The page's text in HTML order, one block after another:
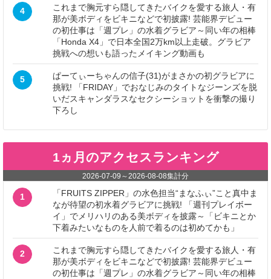
4
これまで胸元すら隠してきたバイクを愛する旅人・有
那が美ボディをビキニなどで初披露! 芸能界デビュー
の初仕事は「週プレ」の水着グラビア～同い年の相棒
「Honda X4」で日本全国2万km以上走破。グラビア
挑戦への想いも語ったメイキング動画も
5
ぱーてぃーちゃんの信子(31)がまさかの初グラビアに
挑戦! 「FRIDAY」でおなじみのタイトなジーンズを脱
いだスキャンダラスなセクシーショットを衝撃の撮り
下ろし
1ヵ月のアクセスランキング
2026-07-09 ～2026-08-08集計分
1
「FRUITS ZIPPER」の水色担当“まなふぃ”こと真中ま
なが待望の初水着グラビアに挑戦! 「週刊プレイボー
イ」でメリハリのある美ボディを披露～「ビキニとか
下着みたいなものを人前で着るのは初めてかも」
2
これまで胸元すら隠してきたバイクを愛する旅人・有
那が美ボディをビキニなどで初披露! 芸能界デビュー
の初仕事は「週プレ」の水着グラビア～同い年の相棒